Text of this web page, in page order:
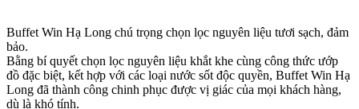
Buffet Win Hạ Long chú trọng chọn lọc nguyên liệu tươi sạch, đảm
bảo.
Bằng bí quyết chọn lọc nguyên liệu khắt khe cùng công thức ướp
đồ đặc biệt, kết hợp với các loại nước sốt độc quyền, Buffet Win Hạ
Long đã thành công chinh phục được vị giác của mọi khách hàng,
dù là khó tính.